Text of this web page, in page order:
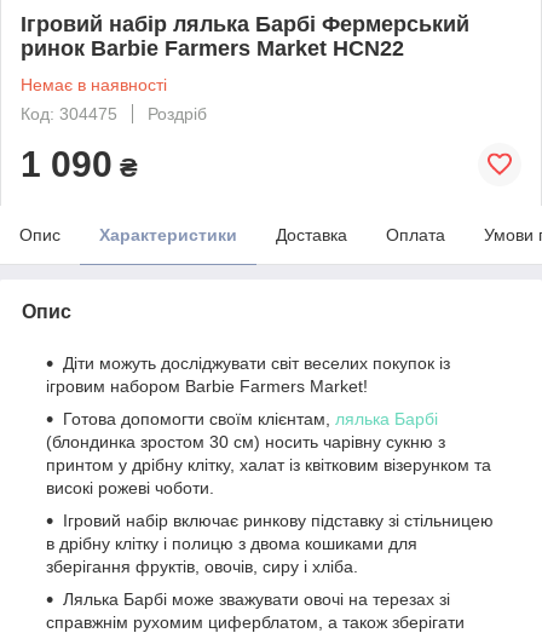
Ігровий набір лялька Барбі Фермерський
ринок Barbie Farmers Market HCN22
Немає в наявності
Код: 304475
Роздріб
1 090 ₴
Опис Характеристики Доставка Оплата Умови
Опис
Діти можуть досліджувати світ веселих покупок із
ігровим набором Barbie Farmers Market!
Готова допомогти своїм клієнтам, лялька Барбі
(блондинка зростом 30 см) носить чарівну сукню з
принтом у дрібну клітку, халат із квітковим візерунком та
високі рожеві чоботи.
Ігровий набір включає ринкову підставку зі стільницею
в дрібну клітку і полицю з двома кошиками для
зберігання фруктів, овочів, сиру і хліба.
Лялька Барбі може зважувати овочі на терезах зі
справжнім рухомим циферблатом, а також зберігати